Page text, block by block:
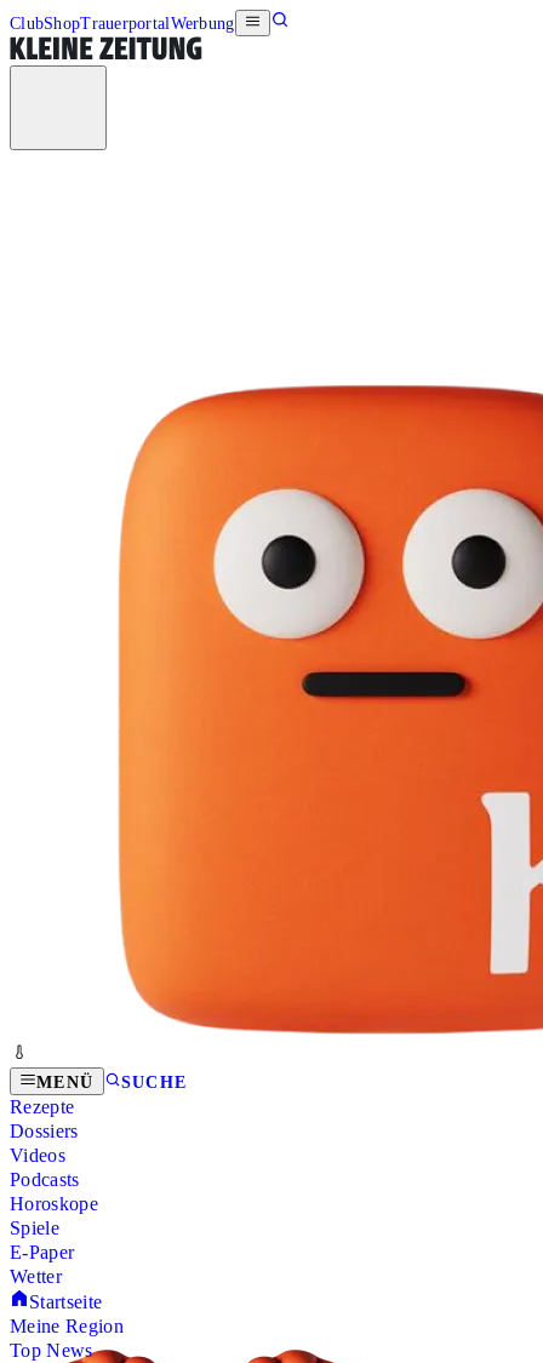
ClubShopTrauerportalWerbung
MENÜ SUCHE
Rezepte
Dossiers
Videos
Podcasts
Horoskope
Spiele
E-Paper
Wetter
Startseite
Meine Region
Top News